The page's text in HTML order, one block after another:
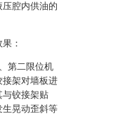
腔内供油的
：
第二限位机
接架对墙板进
与铰接架贴
生晃动歪斜等